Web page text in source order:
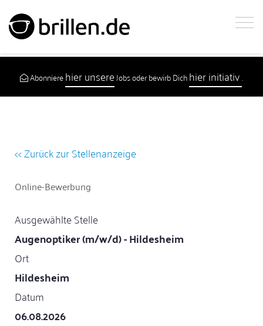
Abonnierehier unsereJobs oder bewirb Dichhier initiativ.
<< Zurück zur Stellenanzeige
Online-Bewerbung
Ausgewählte Stelle
Augenoptiker (m/w/d) - Hildesheim
Ort
Hildesheim
Datum
06.08.2026